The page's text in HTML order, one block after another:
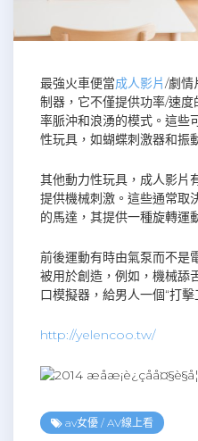
最強火車便當成人影片/劇情
制器，它不僅提供功率/速
率脈沖和浪湧的模式。這些
性玩具，如蝴蝶刺激器和振
其他動力性玩具，成人影片
提供機械刺激。這些通常取
的馬達，其提供一種旋轉運
前後運動有時由氣泵而不是
被用於創造，例如，機械舔
口模擬器，給男人一個“打擊
http://yelencoo.tw/
av女優 / AV線上看